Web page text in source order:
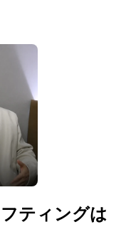
ティングは